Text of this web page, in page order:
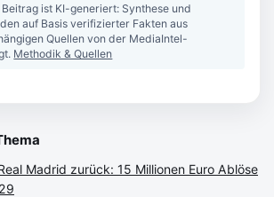
Beitrag ist KI-generiert: Synthese und
auf Basis verifizierter Fakten aus
Quellen von der MediaIntel-
Methodik & Quellen
Madrid zurück: 15 Millionen Euro Ablöse